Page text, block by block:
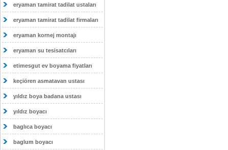
eryaman tamirat tadilat ustaları
eryaman tamirat tadilat firmaları
eryaman kornej montajı
eryaman su tesisatcıları
etimesgut ev boyama fiyatları
keçiören asmatavan ustası
yıldız boya badana ustası
yıldız boyacı
baglıca boyacı
baglum boyacı